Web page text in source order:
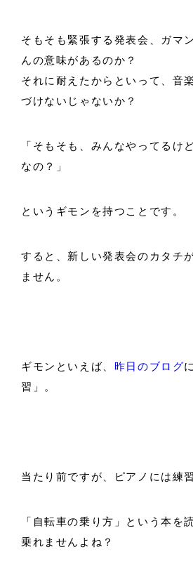
そもそも緊張する発表会、ガマ
んの意味があるのか？
それに耐えたからといって、音
づけないじゃないか？
「そもそも、みんなやってるけ
なの？」
というギモンを持つことです。
すると、新しい発表会のカタチ
ません。
ギモンといえば、 昨日のブログ
習」。
当たり前ですが、ピアノには練
「自転車の乗り方」という本を
乗れませんよね？